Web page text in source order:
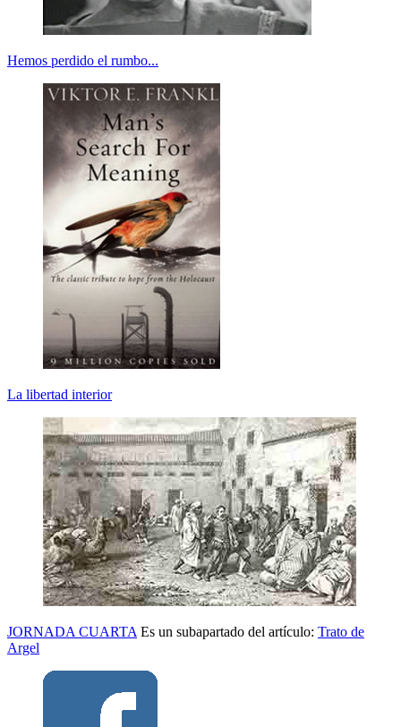
Hemos perdido el rumbo...
La libertad interior
JORNADA CUARTA Es un subapartado del artículo: Trato de
Argel